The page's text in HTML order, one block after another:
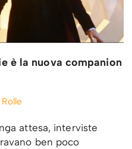
è la nuova companion
attesa, interviste
ben poco